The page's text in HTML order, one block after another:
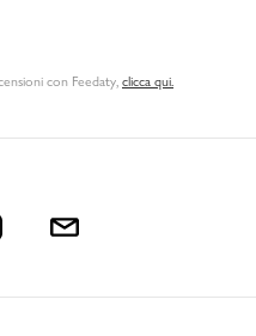
con Feedaty, clicca qui.